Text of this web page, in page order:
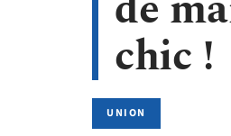
chic !
UNION